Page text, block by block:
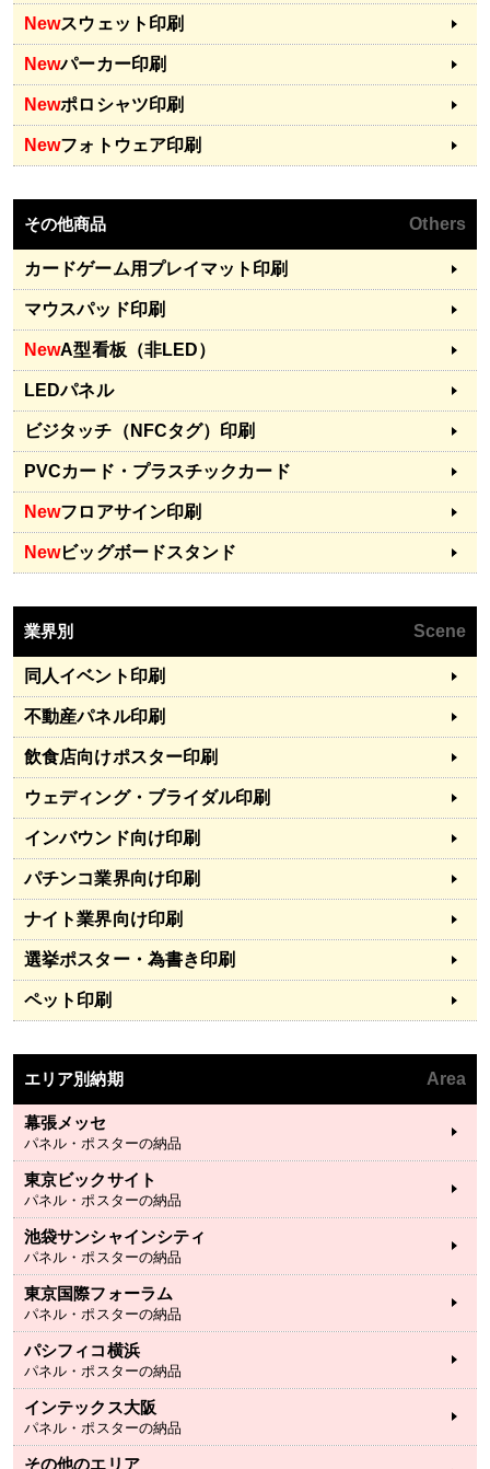
Newスウェット印刷
Newパーカー印刷
Newポロシャツ印刷
Newフォトウェア印刷
その他商品 Others
カードゲーム用プレイマット印刷
マウスパッド印刷
NewA型看板（非LED）
LEDパネル
ビジタッチ（NFCタグ）印刷
PVCカード・プラスチックカード
Newフロアサイン印刷
Newビッグボードスタンド
業界別 Scene
同人イベント印刷
不動産パネル印刷
飲食店向けポスター印刷
ウェディング・ブライダル印刷
インバウンド向け印刷
パチンコ業界向け印刷
ナイト業界向け印刷
選挙ポスター・為書き印刷
ペット印刷
エリア別納期 Area
幕張メッセ
パネル・ポスターの納品
東京ビックサイト
パネル・ポスターの納品
池袋サンシャインシティ
パネル・ポスターの納品
東京国際フォーラム
パネル・ポスターの納品
パシフィコ横浜
パネル・ポスターの納品
インテックス大阪
パネル・ポスターの納品
その他のエリア